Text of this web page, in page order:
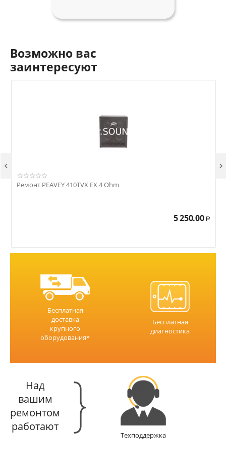
Возможно вас
заинтересуют
Ремонт PEAVEY 410TVX EX 4 Ohm
5 250.00 Р
 
Бесплатная
доставка
крупного
оборудования*
Бесплатная
диагностика
Над
вашим
ремонтом
работают
Техподдержка